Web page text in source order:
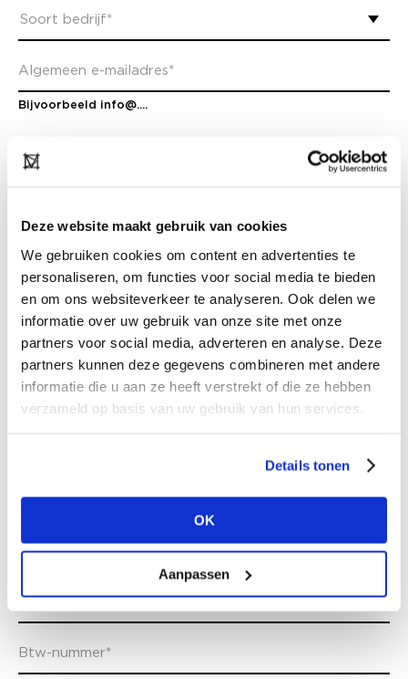
Deze website maakt gebruik van cookies
We gebruiken cookies om content en advertenties te
personaliseren, om functies voor social media te bieden
en om ons websiteverkeer te analyseren. Ook delen we
informatie over uw gebruik van onze site met onze
partners voor social media, adverteren en analyse. Deze
partners kunnen deze gegevens combineren met andere
informatie die u aan ze heeft verstrekt of die ze hebben
verzameld op basis van uw gebruik van hun services.
Details tonen
OK
Aanpassen
Bijvoorbeeld info@....
ADRESGEGEVENS